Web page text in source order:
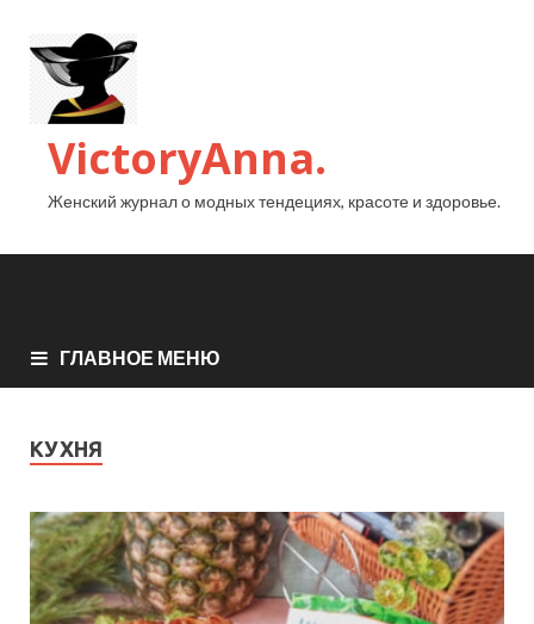
VictoryAnna.
Женский журнал о модных тендециях, красоте и здоровье.
ГЛАВНОЕ МЕНЮ
КУХНЯ